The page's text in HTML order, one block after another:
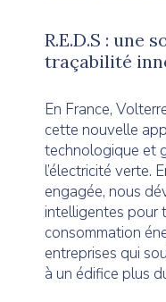
R.E.D.S : une
traçabilité
En France,
cette nouvelle
technologique et
l’électricité verte.
engagée, nous
intelligentes pour
consommation
entreprises qui
à un édifice plus